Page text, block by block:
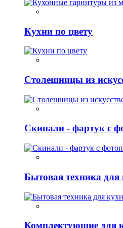
Кухни по цвету
Столешницы из
Скинали - фартук с
Бытовая техника для
Комплектующие для